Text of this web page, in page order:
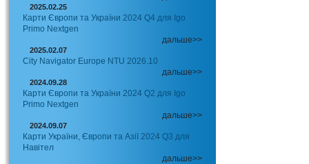
2025.02.25
Карти Європи та України 2024 Q4 для Igo
Primo Nextgen
дальше>>
2025.02.07
City Navigator Europe NTU 2026.10
дальше>>
2024.09.28
Карти Європи та України 2024 Q2 для Igo
Primo Nextgen
дальше>>
2024.09.07
Карти України, Європи та Азії 2024 Q3 для
Навітел
дальше>>